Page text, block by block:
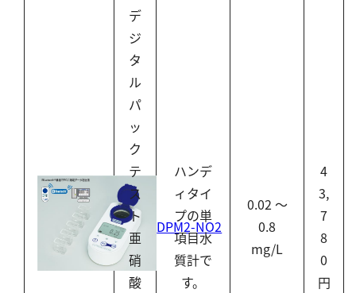
DPM2-NO2
デ
ジ
タ
ル
パ
ッ
ク
テ
ス
ト
亜
硝
酸
ハンデ
ィタイ
プの単
項目水
質計で
す。
0.02 ～
0.8
mg/L
4
3,
7
8
0
円